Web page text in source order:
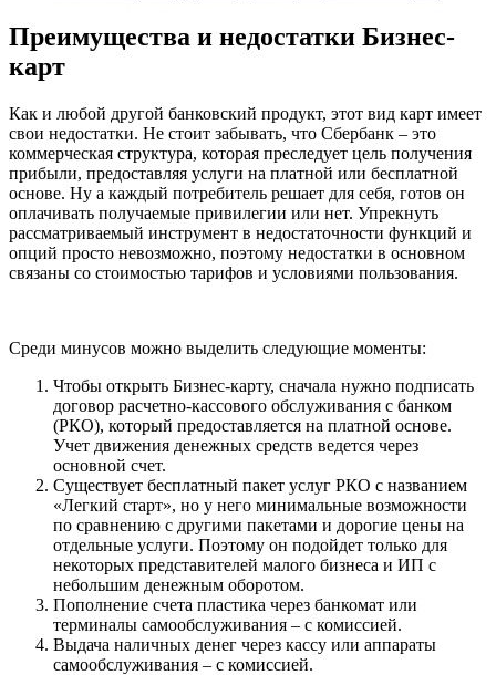
Преимущества и недостатки Бизнес-
карт
Как и любой другой банковский продукт, этот вид карт имеет
свои недостатки. Не стоит забывать, что Сбербанк – это
коммерческая структура, которая преследует цель получения
прибыли, предоставляя услуги на платной или бесплатной
основе. Ну а каждый потребитель решает для себя, готов он
оплачивать получаемые привилегии или нет. Упрекнуть
рассматриваемый инструмент в недостаточности функций и
опций просто невозможно, поэтому недостатки в основном
связаны со стоимостью тарифов и условиями пользования.
Среди минусов можно выделить следующие моменты:
Чтобы открыть Бизнес-карту, сначала нужно подписать
договор расчетно-кассового обслуживания с банком
(РКО), который предоставляется на платной основе.
Учет движения денежных средств ведется через
основной счет.
Существует бесплатный пакет услуг РКО с названием
«Легкий старт», но у него минимальные возможности
по сравнению с другими пакетами и дорогие цены на
отдельные услуги. Поэтому он подойдет только для
некоторых представителей малого бизнеса и ИП с
небольшим денежным оборотом.
Пополнение счета пластика через банкомат или
терминалы самообслуживания – с комиссией.
Выдача наличных денег через кассу или аппараты
самообслуживания – с комиссией.